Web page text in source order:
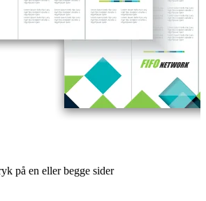
på en eller begge sider